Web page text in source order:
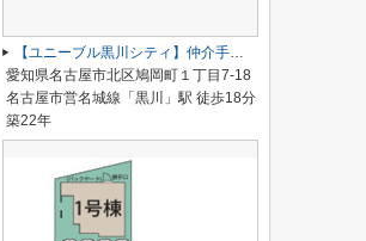
【ユニーブル黒川シティ】仲介手数料無料！城北小学校・北陵中学校
愛知県名古屋市北区鳩岡町１丁目7-18
名古屋市営名城線「黒川」駅 徒歩18分
築22年